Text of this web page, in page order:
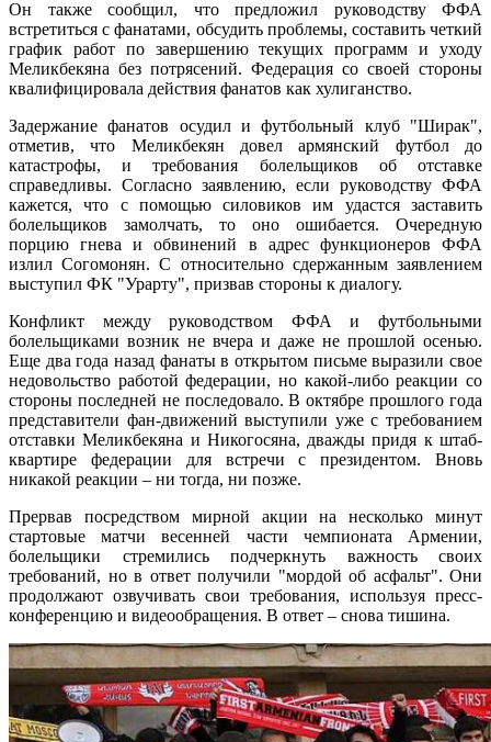
Он также сообщил, что предложил руководству ФФА
встретиться с фанатами, обсудить проблемы, составить четкий
график работ по завершению текущих программ и уходу
Меликбекяна без потрясений. Федерация со своей стороны
квалифицировала действия фанатов как хулиганство.
Задержание фанатов осудил и футбольный клуб "Ширак",
отметив, что Меликбекян довел армянский футбол до
катастрофы, и требования болельщиков об отставке
справедливы. Согласно заявлению, если руководству ФФА
кажется, что с помощью силовиков им удастся заставить
болельщиков замолчать, то оно ошибается. Очередную
порцию гнева и обвинений в адрес функционеров ФФА
излил Согомонян. С относительно сдержанным заявлением
выступил ФК "Урарту", призвав стороны к диалогу.
Конфликт между руководством ФФА и футбольными
болельщиками возник не вчера и даже не прошлой осенью.
Еще два года назад фанаты в открытом письме выразили свое
недовольство работой федерации, но какой-либо реакции со
стороны последней не последовало. В октябре прошлого года
представители фан-движений выступили уже с требованием
отставки Меликбекяна и Никогосяна, дважды придя к штаб-
квартире федерации для встречи с президентом. Вновь
никакой реакции – ни тогда, ни позже.
Прервав посредством мирной акции на несколько минут
стартовые матчи весенней части чемпионата Армении,
болельщики стремились подчеркнуть важность своих
требований, но в ответ получили "мордой об асфальт". Они
продолжают озвучивать свои требования, используя пресс-
конференцию и видеообращения. В ответ – снова тишина.